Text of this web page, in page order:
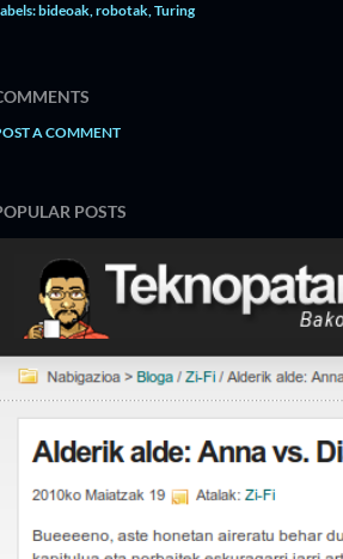
bideoak robotak Turing
A COMMENT
POSTS